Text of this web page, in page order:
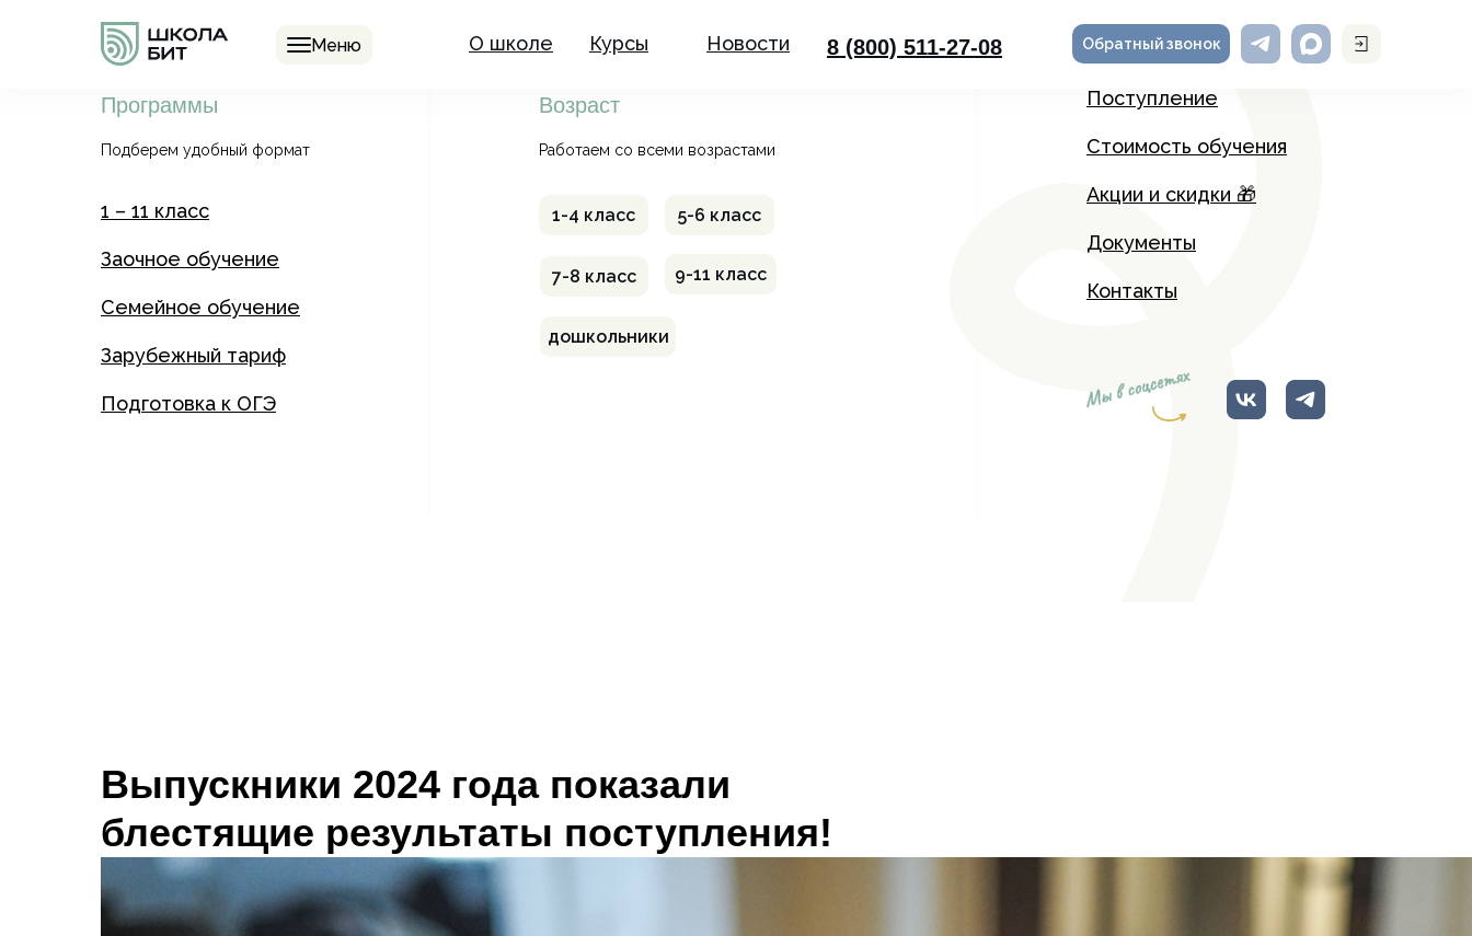
Новости
Курсы
О школе Обратный звонок
Меню 8 (800) 511-27-08
дошкольники
9-11 класс
7-8 класс
1-4 класс 5-6 класс
Подберем удобный формат Работаем со всеми возрастами
Программы Возраст Поступление
Стоимость обучения
Контакты
Подготовка к ОГЭ
Акции и скидки 🎁
Документы
Семейное обучение
Заочное обучение
1 – 11 класс
Зарубежный тариф
Выпускники 2024 года показали
блестящие результаты поступления!